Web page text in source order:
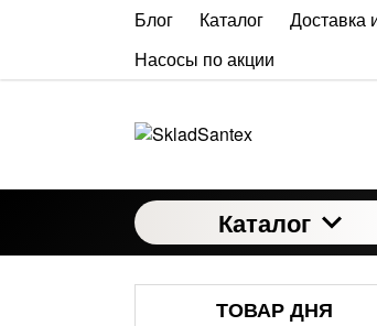
Блог Каталог Доставка
Насосы по акции
Каталог
ТОВАР ДНЯ